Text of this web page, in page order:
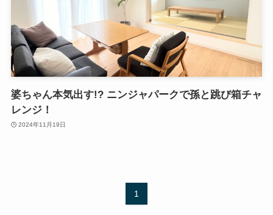
婆ちゃん本気出す!? ニンジャパークで孫と跳び箱チャ
レンジ！
2024年11月19日
1